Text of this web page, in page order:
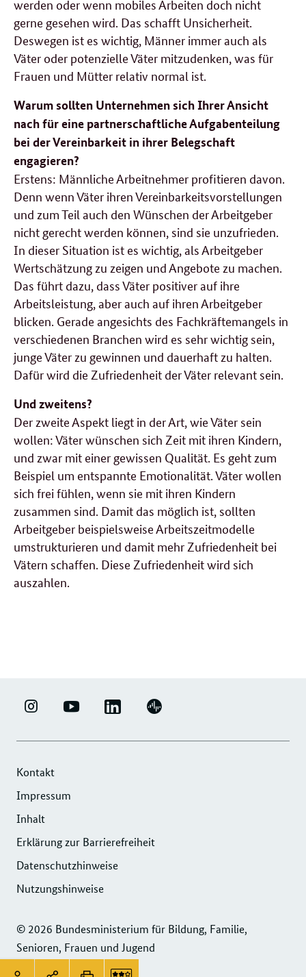
werden oder wenn mobiles Arbeiten doch nicht
gerne gesehen wird. Das schafft Unsicherheit.
Deswegen ist es wichtig, Männer immer auch als
Väter oder potenzielle Väter mitzudenken, was für
Frauen und Mütter relativ normal ist.
Warum sollten Unternehmen sich Ihrer Ansicht
nach für eine partnerschaftliche Aufgabenteilung
bei der Vereinbarkeit in ihrer Belegschaft
engagieren?
Erstens: Männliche Arbeitnehmer profitieren davon.
Denn wenn Väter ihren Vereinbarkeitsvorstellungen
und zum Teil auch den Wünschen der Arbeitgeber
nicht gerecht werden können, sind sie unzufrieden.
In dieser Situation ist es wichtig, als Arbeitgeber
Wertschätzung zu zeigen und Angebote zu machen.
Das führt dazu, dass Väter positiver auf ihre
Arbeitsleistung, aber auch auf ihren Arbeitgeber
blicken. Gerade angesichts des Fachkräftemangels in
verschiedenen Branchen wird es sehr wichtig sein,
junge Väter zu gewinnen und dauerhaft zu halten.
Dafür wird die Zufriedenheit der Väter relevant sein.
Und zweitens?
Der zweite Aspekt liegt in der Art, wie Väter sein
wollen: Väter wünschen sich Zeit mit ihren Kindern,
und zwar mit einer gewissen Qualität. Es geht zum
Beispiel um entspannte Emotionalität. Väter wollen
sich frei fühlen, wenn sie mit ihren Kindern
zusammen sind. Damit das möglich ist, sollten
Arbeitgeber beispielsweise Arbeitszeitmodelle
umstrukturieren und damit mehr Zufriedenheit bei
Vätern schaffen. Diese Zufriedenheit wird sich
auszahlen.
Seitenleiste:
ERFOLGSFAKTOR
INSTAGRAM
UND
VIDEOS
YOUTUBE LINKEDIN
UNTERNEHMENSNETZWERK
SERVICE
PODIGEE
SERVICE
© 2026 Bundesministerium für Bildung, Familie,
Senioren, Frauen und Jugend
Service
Kontakt
Impressum
Inhalt
Erklärung zur Barrierefreiheit
Datenschutzhinweise
Nutzungshinweise